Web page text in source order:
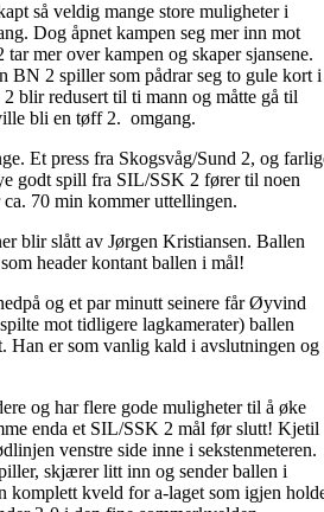
så veldig mange store muligheter i
Dog åpnet kampen seg mer inn mot
tar mer over kampen og skaper sjansene.
BN 2 spiller som pådrar seg to gule kort i
blir redusert til ti mann og måtte gå til
bli en tøff 2. omgang.
Et press fra Skogsvåg/Sund 2, og
godt spill fra SIL/SSK 2 fører til noen
70 min kommer uttellingen.
blir slått av Jørgen Kristiansen. Ballen
header kontant ballen i mål!
og et par minutt seinere får Øyvind
mot tidligere lagkamerater) ballen
Han er som vanlig kald i avslutningen og
og har flere gode muligheter til å øke
enda et SIL/SSK 2 mål før slutt! Kjetil
venstre side inne i sekstenmeteren.
skjærer litt inn og sender ballen i
komplett kveld for a-laget som igjen